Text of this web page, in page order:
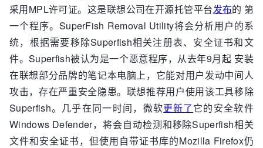
采用MPL许可证。这是联想公司在开源托管平台发布的 第
一个程序。SuperFish Removal Utility将会分析用户的系
统，根据需要移除Superfish相关注册表、安全证书和文
件。Superfish被认为是一个恶意程序，从去年9月起 安装
在联想部分品牌的笔记本电脑上，它能对用户发动中间人
攻击，存在严重安全隐患。联想推荐用户使用该工具移除
Superfish。几乎在同一时间，微软更新了它的安全软件
Windows Defender，将会自动检测和移除Superfish相关
文件和安全证书，但使用自带证书库的Mozilla Firefox仍